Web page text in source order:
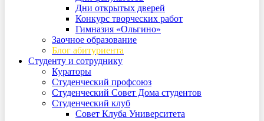
Дни открытых дверей
Конкурс творческих работ
Гимназия «Ольгино»
Заочное образование
Блог абитуриента
Студенту и сотруднику
Кураторы
Студенческий профсоюз
Студенческий Совет Дома студентов
Студенческий клуб
Совет Клуба Университета